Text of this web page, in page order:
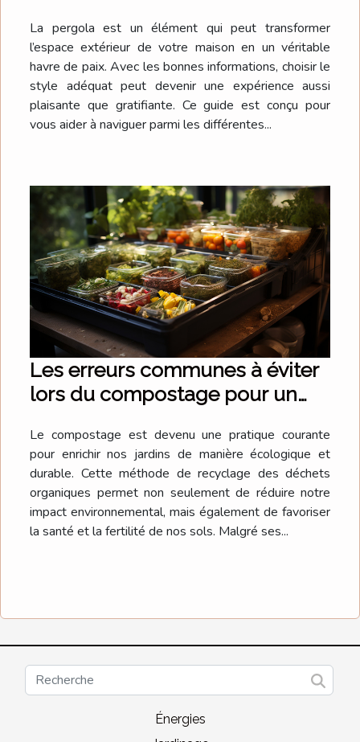
La pergola est un élément qui peut transformer
l’espace extérieur de votre maison en un véritable
havre de paix. Avec les bonnes informations, choisir le
style adéquat peut devenir une expérience aussi
plaisante que gratifiante. Ce guide est conçu pour
vous aider à naviguer parmi les différentes...
Les erreurs communes à éviter
lors du compostage pour un
Le compostage est devenu une pratique courante
pour enrichir nos jardins de manière écologique et
durable. Cette méthode de recyclage des déchets
organiques permet non seulement de réduire notre
impact environnemental, mais également de favoriser
la santé et la fertilité de nos sols. Malgré ses...
Énergies